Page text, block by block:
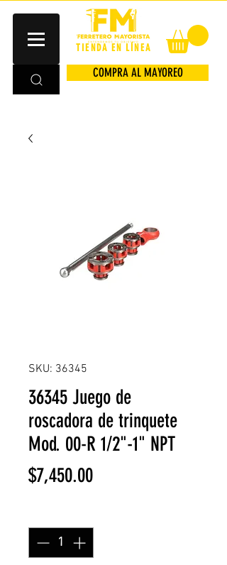
TIENDA EN LÍNEA
COMPRA AL MAYOREO
SKU: 36345
36345 Juego de
roscadora de trinquete
Mod. 00-R 1/2"-1" NPT
$7,450.00Precio